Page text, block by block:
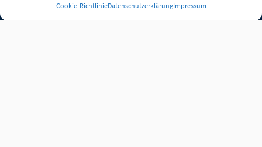
Cookie-RichtlinieDatenschutzerklärungImpressum
Jobs Partner FAQ Quellen